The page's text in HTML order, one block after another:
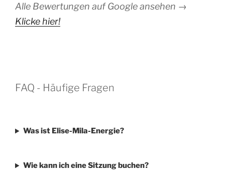
Alle Bewertungen auf Google ansehen →
Klicke hier!
FAQ - Häufige Fragen
Was ist Elise-Mila-Energie?
Wie kann ich eine Sitzung buchen?